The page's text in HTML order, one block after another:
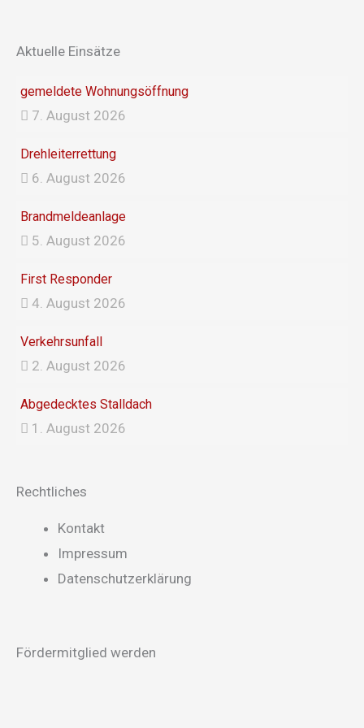
b
Aktuelle Einsätze
gemeldete Wohnungsöffnung
7. August 2026
Drehleiterrettung
6. August 2026
Brandmeldeanlage
5. August 2026
First Responder
4. August 2026
Verkehrsunfall
2. August 2026
Abgedecktes Stalldach
1. August 2026
Rechtliches
Main
Menu
Kontakt
Impressum
Datenschutzerklärung
Fördermitglied werden